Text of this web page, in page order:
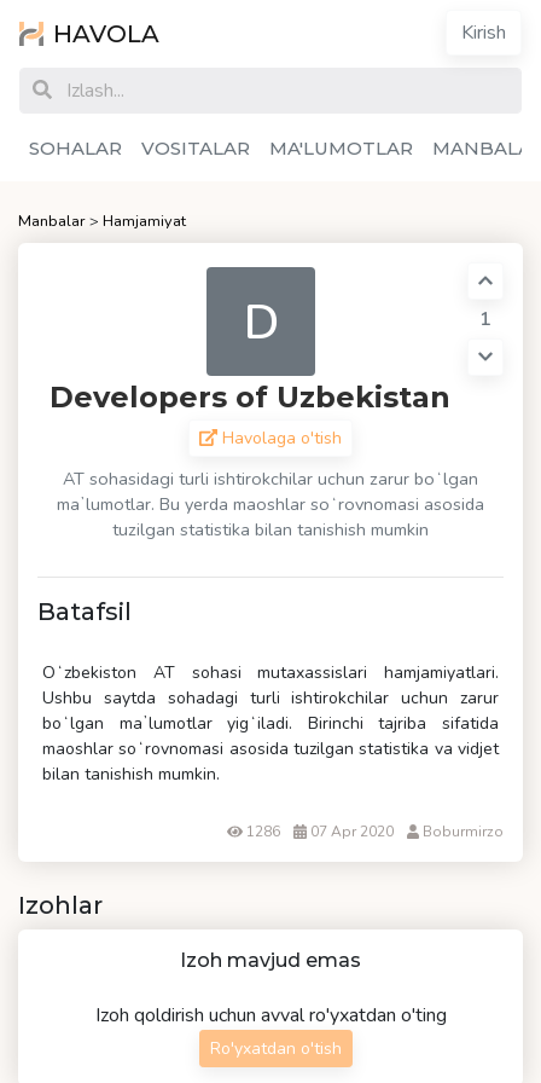
HAVOLA Kirish
SOHALAR VOSITALAR MA'LUMOTLAR
Manbalar> Hamjamiyat
D
Developers of Uzbekistan
Havolaga o'tish
AT sohasidagi turli ishtirokchilar uchun zarur boʻlgan
maʼlumotlar. Bu yerda maoshlar soʻrovnomasi asosida
tuzilgan statistika bilan tanishish mumkin
1
Batafsil
Oʻzbekiston AT sohasi mutaxassislari hamjamiyatlari.
Ushbu saytda sohadagi turli ishtirokchilar uchun zarur
boʻlgan maʼlumotlar yigʻiladi. Birinchi tajriba sifatida
maoshlar soʻrovnomasi asosida tuzilgan statistika va vidjet
bilan tanishish mumkin.
1286 07 Apr 2020 Boburmirzo
Izohlar
Izoh mavjud emas
Izoh qoldirish uchun avval ro'yxatdan o'ting
Ro'yxatdan o'tish